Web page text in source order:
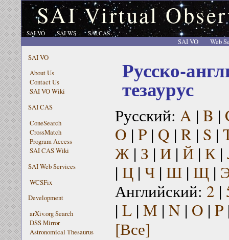
SAI Virtual
SAI VO SAI WS SAI CAS
SAI VO
Web
SAI VO
About Us
Contact Us
SAI VO Wiki
SAI CAS
ConeSearch
CrossMatch
Program Access
SAI CAS Wiki
SAI Web Services
WCSFix
Development
arXiv.org Search
DSS Mirror
Astronomical Thesaurus
Русско-
тезаурус
Русский: A | B |
O | P| Q | R| S |
Ж| З | И| Й| К|
| Ц| Ч| Ш| Щ|
Английский: 2 |
| L| M | N | O | P
[Все]